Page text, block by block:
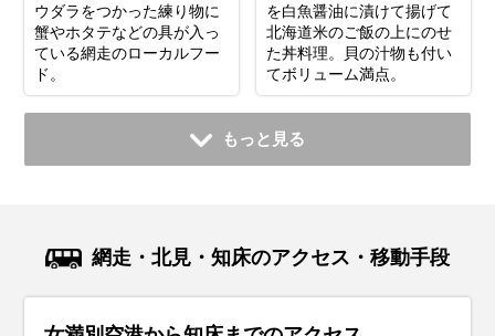
ウダラをつかった練り物に
蟹やホタテなどの具が入っ
ている網走のローカルフー
ド。
を白魚醤油に漬けて揚げて
北海道米のご飯の上にのせ
た丼料理。貝の汁物も付い
てボリューム満点。
もっと見る
網走・北見・知床のアクセス・移動手段